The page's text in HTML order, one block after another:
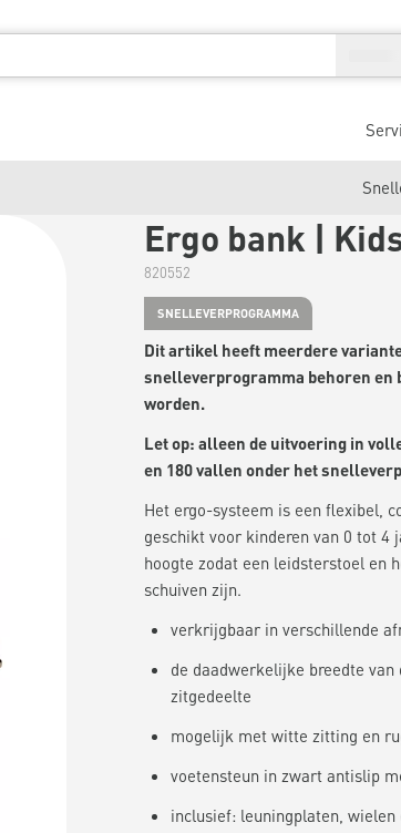
Ergo bank |
820552
SNELLEVERPROGRAMMA
Dit artikel heeft meerdere
snelleverprogramma behoren en
worden.
Let op: alleen de uitvoering in
en 180 vallen onder het
Het ergo-systeem is een flexibel,
geschikt voor kinderen van 0 tot 4
hoogte zodat een leidsterstoel en
schuiven zijn.
verkrijgbaar in verschillende
de daadwerkelijke breedte
zitgedeelte
mogelijk met witte zitting en
voetensteun in zwart antislip
inclusief: leuningplaten, wielen